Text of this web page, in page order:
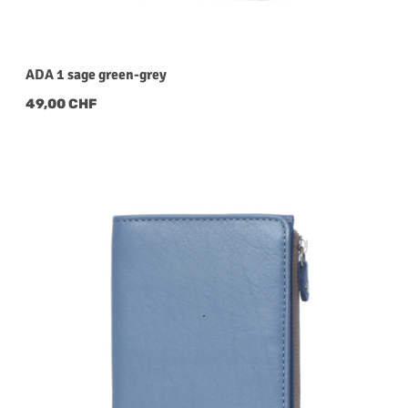
ADA 1 sage green-grey
Regulärer Preis:
49,00 CHF